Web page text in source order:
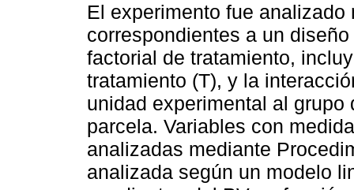
El experimento fue
correspondientes a un
factorial de tratamiento,
tratamiento (T), y la
unidad experimental al
parcela. Variables con
analizadas mediante
analizada según un modelo